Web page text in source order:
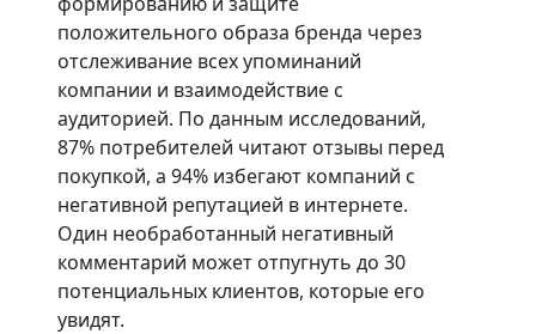
положительного образа бренда через
отслеживание всех упоминаний
компании и взаимодействие с
аудиторией. По данным исследований,
87% потребителей читают отзывы перед
покупкой, а 94% избегают компаний с
негативной репутацией в интернете.
Один необработанный негативный
комментарий может отпугнуть до 30
потенциальных клиентов, которые его
увидят.